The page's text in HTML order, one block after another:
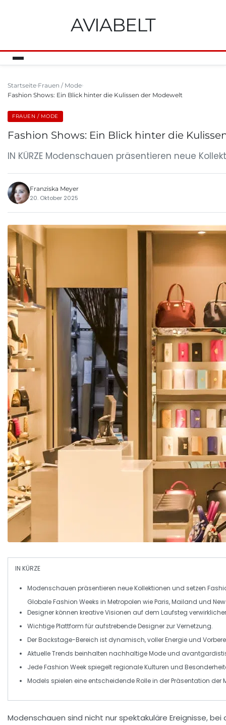
AVIABELT
Startseite Frauen / Mode
Fashion Shows: Ein Blick hinter die Kulissen der Modewelt
FRAUEN / MODE
Fashion Shows: Ein Blick hinter die
IN KÜRZE Modenschauen präsentieren neue
Franziska Meyer
20. Oktober 2025
IN KÜRZE
Modenschauen präsentieren neue Kollektionen und setzen
GlobaleFashion Weeks in Metropolen wieParis,Mailand und
Designerkönnen kreative Visionen auf dem Laufsteg
Wichtige Plattform für aufstrebende Designer zur Vernetzung.
DerBackstage-Bereich ist dynamisch, voller Energie und
AktuelleTrends beinhalten nachhaltige Modeund
JedeFashion Week spiegelt regionaleKulturen und
Models spielen eine entscheidende Rolle in der Präsentation der
Modenschauen sind nicht nur spektakuläre Ereignisse,